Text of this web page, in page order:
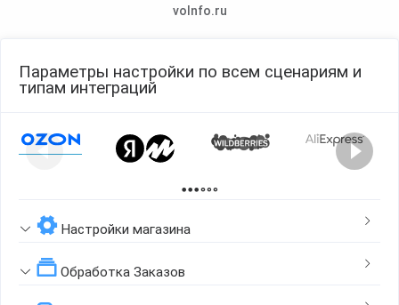
voInfo.ru
Параметры настройки по всем сценариям и
типам интеграций
Настройки магазина
Обработка Заказов